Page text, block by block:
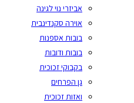
אביזרי נוי לגינה
אוירה סקנדינבית
בובות אספנות
בובות ודובות
בקבוקי זכוכית
גן הפרחים
ואזות זכוכית